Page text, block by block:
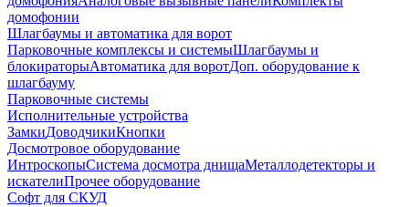
домофонии
Шлагбаумы и автоматика для ворот
Парковочные комплексы и системыШлагбаумы и
блокираторыАвтоматика для воротДоп. оборудование к
шлагбауму
Парковочные системы
Исполнительные устройства
ЗамкиДоводчикиКнопки
Досмотровое оборудование
ИнтроскопыСистема досмотра днищаМеталлодетекторы и
искателиПрочее оборудование
Софт для СКУД